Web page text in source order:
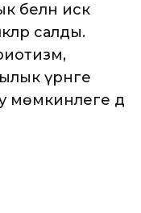
белән искә
салды.
үрнәге
мөмкинлеге дә